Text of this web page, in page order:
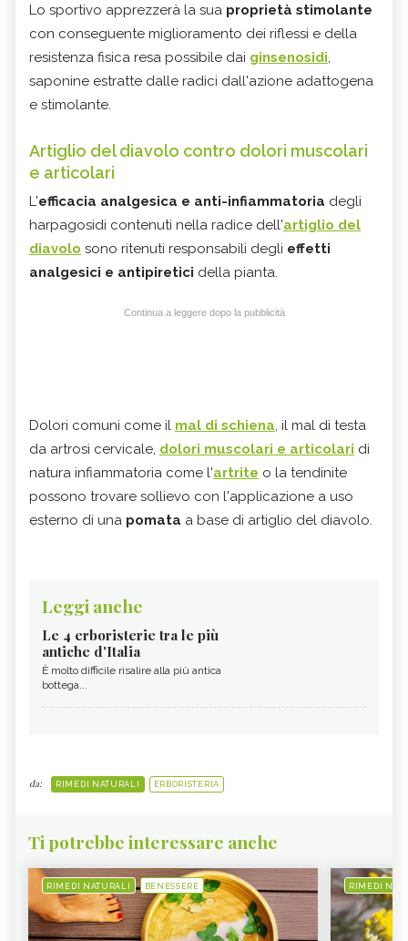
Lo sportivo apprezzerà la sua proprietà stimolante
con conseguente miglioramento dei riflessi e della
resistenza fisica resa possibile dai ginsenosidi,
saponine estratte dalle radici dall'azione adattogena
e stimolante.
Artiglio del diavolo contro dolori muscolari
e articolari
L'efficacia analgesica e anti-infiammatoria degli
harpagosidi contenuti nella radice dell'artiglio del
diavolo sono ritenuti responsabili degli effetti
analgesici e antipiretici della pianta.
Continua a leggere dopo la pubblicità
Dolori comuni come il mal di schiena, il mal di testa
da artrosi cervicale, dolori muscolari e articolari di
natura infiammatoria come l'artrite o la tendinite
possono trovare sollievo con l'applicazione a uso
esterno di una pomata a base di artiglio del diavolo.
Leggi anche
Le 4 erboristerie tra le più
antiche d'Italia
È molto difficile risalire alla più antica
bottega...
da: RIMEDI NATURALI ERBORISTERIA
Ti potrebbe interessare anche
RIMEDI NATURALI BENESSERE RIMEDI